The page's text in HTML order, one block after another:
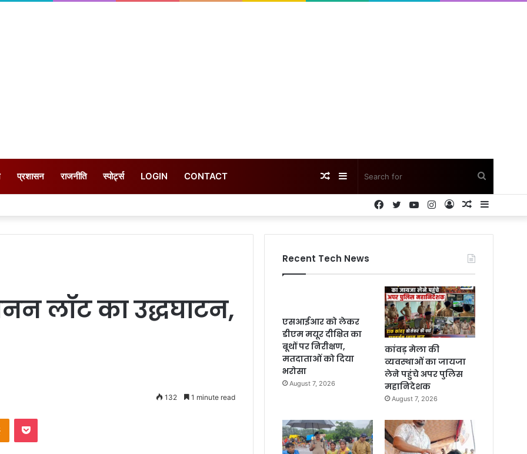
प्रशासन राजनीति स्पोर्ट्स LOGIN CONTACT
for
Sidebar
Random
Sidebar
Random
Log
Instagram
YouTube
Twitter
Facebook
लॉट का उद्धघाटन,
132 1 minute read
Odnoklassniki
Pocket
Recent Tech News
एसआईआर को लेकर
डीएम मयूर दीक्षित का
बूथों पर निरीक्षण,
मतदाताओं को दिया
भरोसा
August 7, 2026
कांवड़ मेला की
व्यवस्थाओं का जायजा
लेने पहुंचे अपर पुलिस
महानिदेशक
August 7, 2026